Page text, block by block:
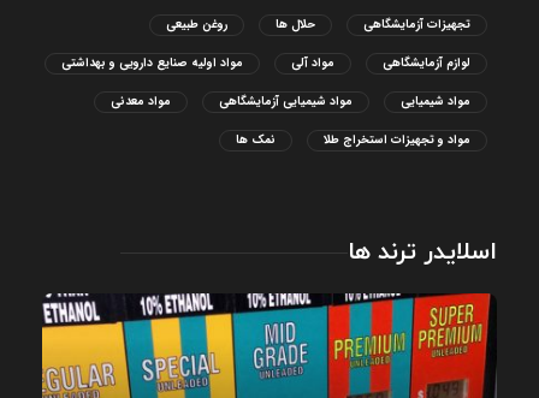
تجهیزات آزمایشگاهی حلال ها روغن طبیعی
لوازم آزمایشگاهی مواد آلی مواد اولیه صنایع دارویی و بهداشتی
مواد شیمیایی مواد شیمیایی آزمایشگاهی مواد معدنی
مواد و تجهیزات استخراج طلا نمک ها
اسلایدر ترند ها